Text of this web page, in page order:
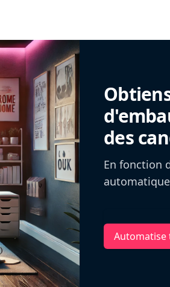
des
En fonction
Automatise